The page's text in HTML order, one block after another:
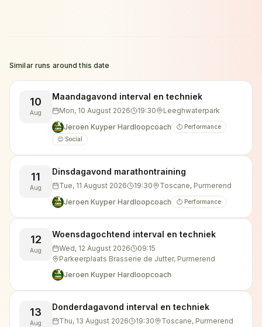
Similar runs around this date
10
Aug
Maandagavond interval en techniek
Mon, 10 August 2026 19:30
Leeghwaterpark
Jeroen Kuyper Hardloopcoach
⏱️ Performance
😊 Social
11
Aug
Dinsdagavond marathontraining
Tue, 11 August 2026 19:30
Toscane, Purmerend
Jeroen Kuyper Hardloopcoach
⏱️ Performance
12
Aug
Woensdagochtend interval en techniek
Wed, 12 August 2026
09:15
Parkeerplaats Brasserie de Jutter, Purmerend
Jeroen Kuyper Hardloopcoach
13
Aug
Donderdagavond interval en techniek
Thu, 13 August 2026 19:30
Toscane, Purmerend